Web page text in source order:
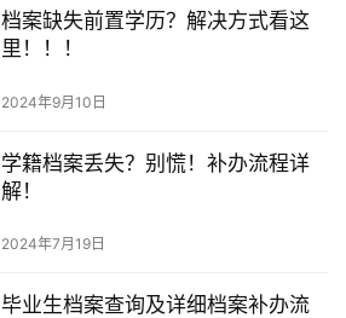
档案缺失前置学历？解决方式看这
里！！！
2024年9月10日
学籍档案丢失？别慌！补办流程详
解！
2024年7月19日
毕业生档案查询及详细档案补办流